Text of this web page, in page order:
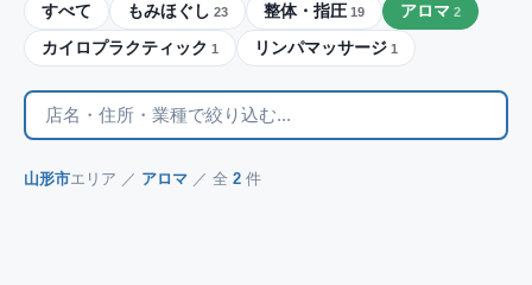
すべて もみほぐし 23 整体・指圧 19 アロマ 2
カイロプラクティック 1 リンパマッサージ 1
山形市エリア ／ アロマ ／ 全 2 件